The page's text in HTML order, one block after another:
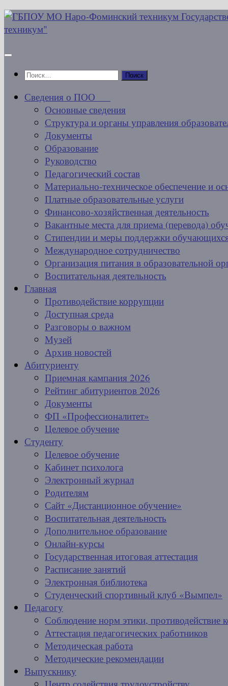
Перейти
к
Найти:
Сведения о ПОО
Основные сведения
Структура и органы управления
Документы
Образование
Руководство
Педагогический состав
Материально-техническое обеспечение и
Платные образовательные услуги
Финансово-хозяйственная деятельность
Вакантные места для приема (перевода)
Стипендии и меры поддержки
Международное сотрудничество
Организация питания в образовательной
Воспитательная деятельность
Главная
Противодействие коррупции
Доступная среда
Разговоры о важном
Музей
Архив новостей
Абитуриенту
Приемная кампания 2026
Рейтинг абитуриентов 2026
Документы
ФП «Профессионалитет»
Целевое обучение
Студенту
Целевое обучение
Кабинет психолога
Электронный журнал
Родителям
Сайт «Дистанционное обучение»
Воспитательная деятельность
Дополнительное образование
Онлайн-курсы
Государственная итоговая аттестация
Расписание занятий
Электронная библиотека
Студенческий спортивный клуб «Вымпел»
Педагогу
Соблюдение норм этики, противодействие
Аттестация педагогических работников
Методическая работа
Методические рекомендации
Выпускнику